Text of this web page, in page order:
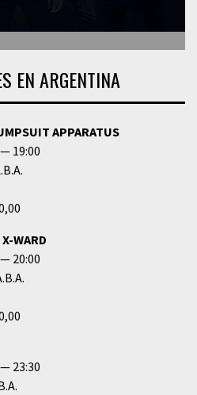
EN ARGENTINA
APPARATUS
19:00
WARD
20:00
23:30